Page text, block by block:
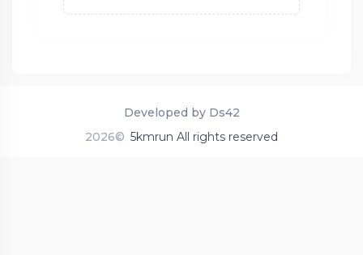
2026© 5kmrun All rights reserved
Developed by Ds42